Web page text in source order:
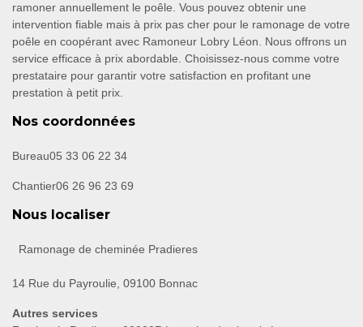
ramoner annuellement le poêle. Vous pouvez obtenir une
intervention fiable mais à prix pas cher pour le ramonage de votre
poêle en coopérant avec Ramoneur Lobry Léon. Nous offrons un
service efficace à prix abordable. Choisissez-nous comme votre
prestataire pour garantir votre satisfaction en profitant une
prestation à petit prix.
Nos coordonnées
Bureau05 33 06 22 34
Chantier06 26 96 23 69
Nous localiser
Ramonage de cheminée Pradieres
14 Rue du Payroulie, 09100 Bonnac
Autres services